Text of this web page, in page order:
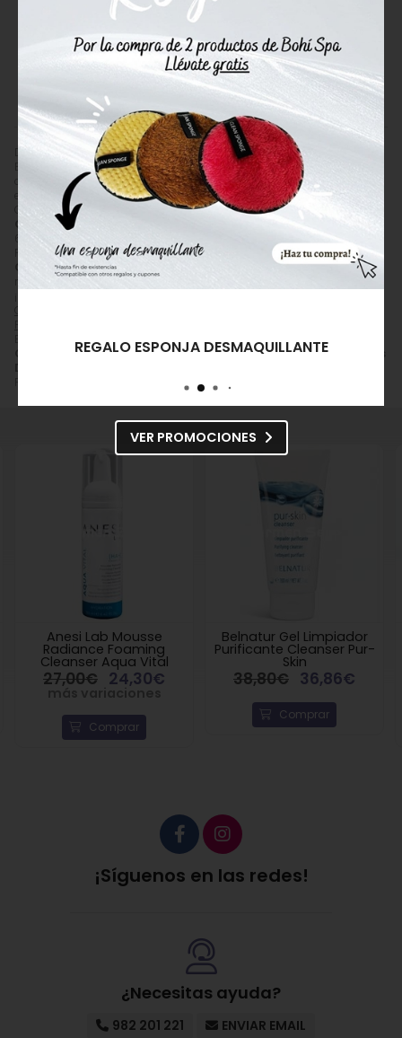
Duo Balance Skin Grasas y Mixtas Options - Germaine de Capuccini.
Balance Skin Duo de Germaine de Capuccini: limpieza profunda y
control del sebo para pieles mixtas y grasas. Piel más fresca,
equilibrada y con poros minimizados.
Comprar Germaine de Capuccini Balance Skin Duo Pieles
Grasas y Mixtas Duo Options
64,70
). Producto en stock, recogida en tienda y envío desde
Precio, información, características e imágenes deGermaine de
Capuccini Balance Skin Duo Pieles Grasas y Mixtas Duo Options
referencia 00760802, EAN 8412971323507, pertenece a las categorías
Encuentra productos relacionados y de similares características a
Germaine de Capuccini Balance Skin Duo Pieles Grasas y Mixtas
contorno de los ojos.
Ponte en contacto con nosotros y
resolveremos tus dudas.
982 201 221 ENVIAR EMAIL
Anesi Lab Mousse
Radiance Foaming
Cleanser Aqua Vital
27,00€ 24,30€
Comprar
Belnatur Gel Limpiador
Purificante Cleanser Pur-
Skin
38,80€ 36,86€
Comprar
¡Síguenos en las redes!
¿Necesitas ayuda?
982 201 221 ENVIAR EMAIL
REGALO ESPONJA DESMAQUILLANTE
VER PROMOCIONES